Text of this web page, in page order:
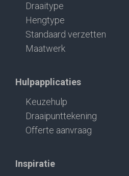
Draaitype
Hengtype
Standaard verzetten
Maatwerk
Hulpapplicaties
Keuzehulp
Draaipunttekening
Offerte aanvraag
Inspiratie